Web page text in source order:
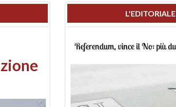
L'EDITORIALE